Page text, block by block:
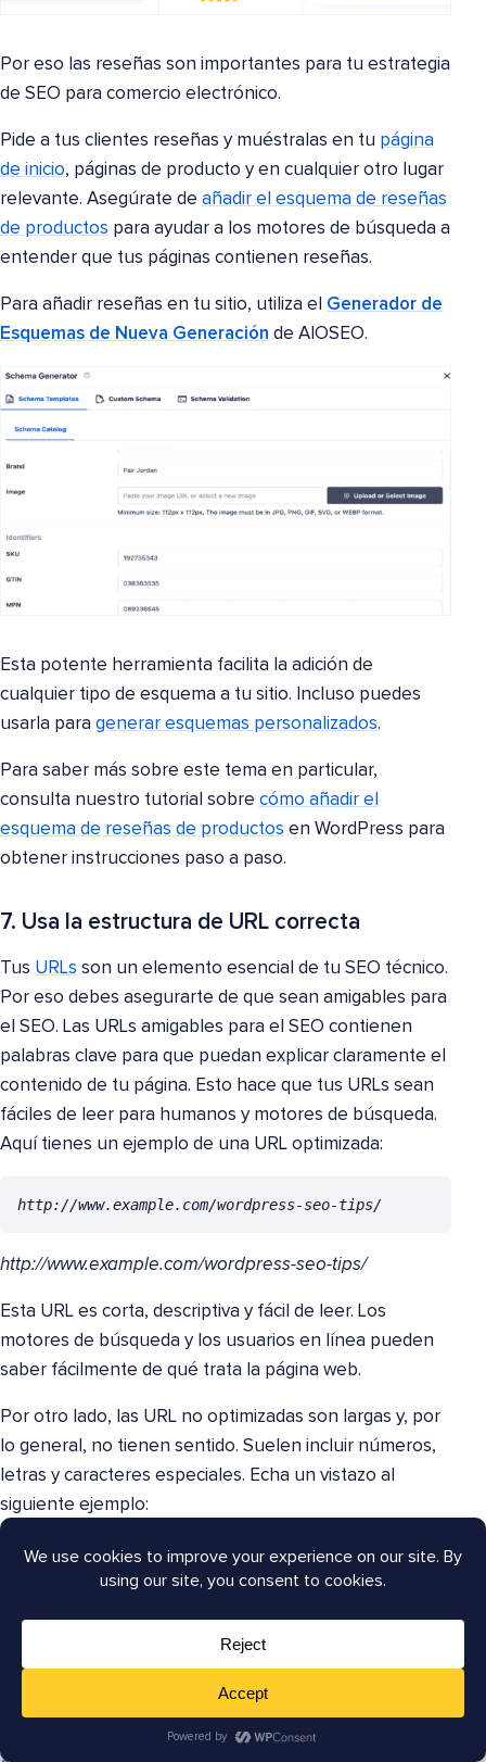
Por eso las reseñas son importantes para tu estrategia
de SEO para comercio electrónico.
Pide a tus clientes reseñas y muéstralas en tu página
de inicio, páginas de producto y en cualquier otro lugar
relevante. Asegúrate de añadir el esquema de reseñas
de productos para ayudar a los motores de búsqueda a
entender que tus páginas contienen reseñas.
Para añadir reseñas en tu sitio, utiliza el Generador de
Esquemas de Nueva Generación de AIOSEO.
Esta potente herramienta facilita la adición de
cualquier tipo de esquema a tu sitio. Incluso puedes
usarla para generar esquemas personalizados.
Para saber más sobre este tema en particular,
consulta nuestro tutorial sobre cómo añadir el
esquema de reseñas de productos en WordPress para
obtener instrucciones paso a paso.
7. Usa la estructura de URL correcta
Tus URLs son un elemento esencial de tu SEO técnico.
Por eso debes asegurarte de que sean amigables para
el SEO. Las URLs amigables para el SEO contienen
palabras clave para que puedan explicar claramente el
contenido de tu página. Esto hace que tus URLs sean
fáciles de leer para humanos y motores de búsqueda.
Aquí tienes un ejemplo de una URL optimizada:
http://www.example.com/wordpress-seo-tips/
http://www.example.com/wordpress-seo-tips/
Esta URL es corta, descriptiva y fácil de leer. Los
motores de búsqueda y los usuarios en línea pueden
saber fácilmente de qué trata la página web.
Por otro lado, las URL no optimizadas son largas y, por
lo general, no tienen sentido. Suelen incluir números,
letras y caracteres especiales. Echa un vistazo al
siguiente ejemplo:
https://www.example.com/?
p=10467X&UKEwiv9vuz1tXsAhU
Este tipo de URL puede perjudicar tu SEO y tus
conversiones. Por eso deberías dedicar unos minutos a
optimizar tus URL. Para obtener consejos sobre cómo
hacerlo, consulta nuestra guía sobre la